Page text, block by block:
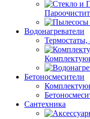
Водонагреватели
Бетоносмесители
Сантехника